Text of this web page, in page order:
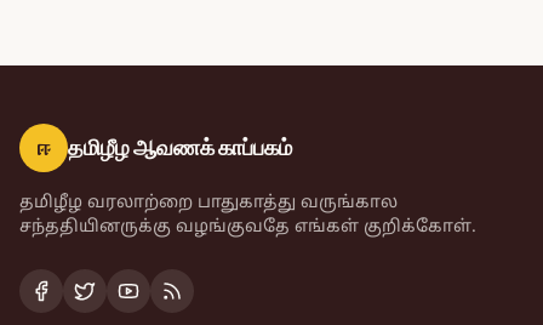
ஈ தமிழீழ ஆவணக் காப்பகம்
தமிழீழ வரலாற்றை பாதுகாத்து வருங்கால
சந்ததியினருக்கு வழங்குவதே எங்கள் குறிக்கோள்.